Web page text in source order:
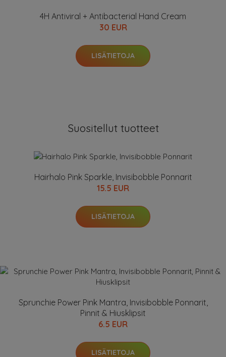
4H Antiviral + Antibacterial Hand Cream
30 EUR
LISÄTIETOJA
Suositellut tuotteet
Hairhalo Pink Sparkle, Invisibobble Ponnarit
15.5 EUR
LISÄTIETOJA
Sprunchie Power Pink Mantra, Invisibobble Ponnarit,
Pinnit & Hiusklipsit
6.5 EUR
LISÄTIETOJA